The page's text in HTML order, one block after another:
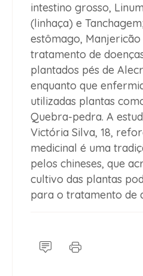
intestino grosso,
(linhaça) e
estômago,
tratamento de
plantados pés de
enquanto que
utilizadas plantas
Quebra-pedra. A
Victória Silva, 18,
medicinal é uma
pelos chineses, que
cultivo das plantas
para o tratamento de